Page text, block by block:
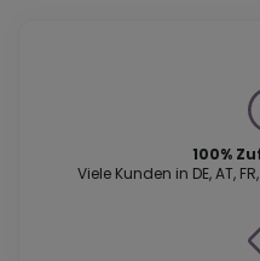
100%
Viele Kunden in DE, AT,